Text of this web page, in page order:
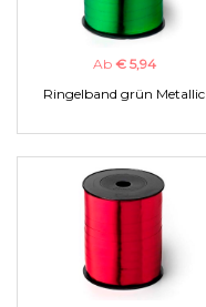
Ab € 5,94
Ringelband grün Metallic